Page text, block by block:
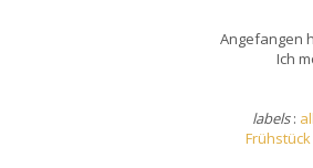
Angefangen
Ich
labels:
Frühstück